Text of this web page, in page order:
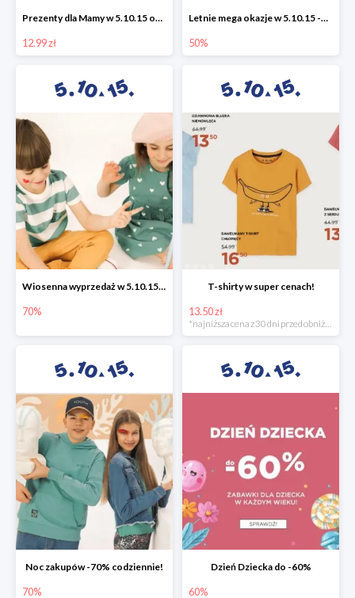
Prezenty dla Mamy w 5.10.15 od 12,99 zł
12.99 zł
Letnie mega okazje w 5.10.15 -50%
50%
Wiosenna wyprzedaż w 5.10.15 -70%
70%
T-shirty w super cenach!
13.50 zł
*najniższa cena z 30 dni przed obniżką
Noc zakupów -70% codziennie!
70%
Dzień Dziecka do -60%
60%